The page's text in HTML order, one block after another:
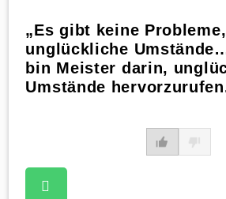
„Es gibt keine
unglückliche
bin Meister darin,
Umstände